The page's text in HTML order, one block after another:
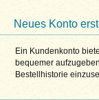
Neues Konto
Ein Kundenkonto
bequemer
Bestellhistorie